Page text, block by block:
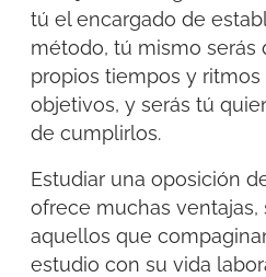
tú el encargado de
método, tú mismo serás
propios tiempos y
objetivos, y serás tú
de cumplirlos.
Estudiar una oposición
ofrece muchas ventajas,
aquellos que
estudio con su vida